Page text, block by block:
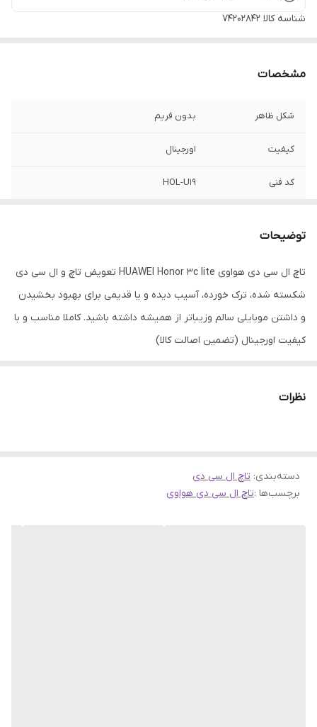
شناسه کالا ۷۴۲۰۲۸۴۲
مشخصات
شکل ظاهر بدون فریم
کیفیت اورجینال
کد فنی HOL-U19
توضیحات
تاچ ال سی دی هواوی HUAWEI Honor 3c lite تعویض تاچ و ال سی دی
شکسته شده، ترک خورده، آسیب دیده و یا قدیمی برای بهبود بخشیدن
و داشتن موبایلی سالم وزیباتر از همیشه داشته باشید. کاملا مناسب و با
کیفیت اورجینال (تضمین اصالت کالا)
نظرات
دسته‌بندی: تاچ ال سی دی
برچسب‌ها :تاچ ال سی دی هواوی